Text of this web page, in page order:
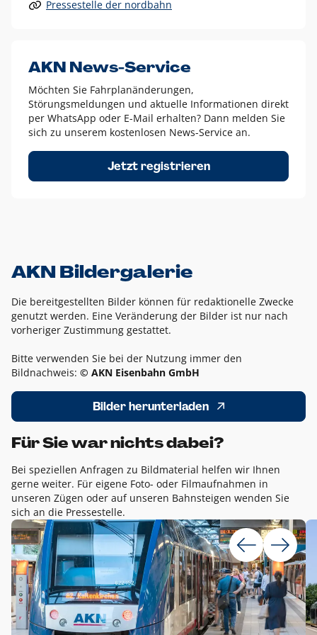
Alle anderen Logo-Varianten dürfen nur in Ausnahmefällen
Diese Ausnahmen sind zum Beispiel:
dem AKN Blau,
weißes Logo auf Fotohintergründen,
schwarzes Logo für reine Schwarz-Weiß-Umsetzungen
Um das Logo herum muss ein Schutzraum von jeweils einer
Höhe bzw. Breite des N aus AKN in alle Richtungen
Pressestelle der nordbahn
AKN News-Service
Möchten Sie Fahrplanänderungen,
Störungsmeldungen und aktuelle Informationen direkt
per WhatsApp oder E-Mail erhalten? Dann melden Sie
sich zu unserem kostenlosen News-Service an.
Jetzt registrieren
AKN Bildergalerie
Die bereitgestellten Bilder können für redaktionelle Zwecke
genutzt werden. Eine Veränderung der Bilder ist nur nach
vorheriger Zustimmung gestattet.
Bitte verwenden Sie bei der Nutzung immer den
Bildnachweis: © AKN Eisenbahn GmbH
Bilder herunterladen
Für Sie war nichts dabei?
Bei speziellen Anfragen zu Bildmaterial helfen wir Ihnen
gerne weiter. Für eigene Foto- oder Filmaufnahmen in
unseren Zügen oder auf unseren Bahnsteigen wenden Sie
sich an die Pressestelle.